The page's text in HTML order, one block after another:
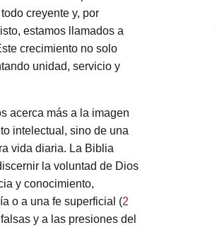
creyente y, por
estamos llamados a
crecimiento no solo
unidad, servicio y
acerca más a la imagen
intelectual, sino de una
vida diaria. La Biblia
la voluntad de Dios
y conocimiento,
o a una fe superficial (2
y a las presiones del